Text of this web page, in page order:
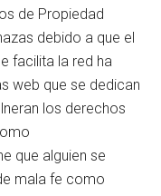
de Propiedad
debido a que el
facilita la red ha
web que se dedican
los derechos
que alguien se
mala fe como